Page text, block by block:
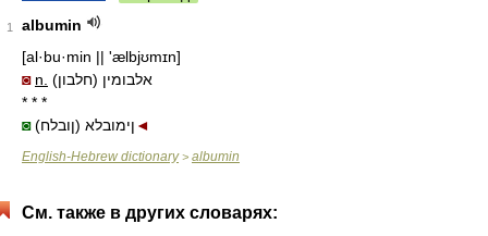
1
albumin
[al·bu·min || 'ælbjʊmɪn]
◙ n. אלבומין (חלבון)
* * *
◙
(ןובלח) ןימובלא ◄
English-Hebrew dictionary> albumin
См. также в других словарях: